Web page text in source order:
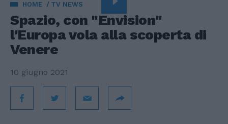
HOME TV NEWS
Spazio, con "Envision"
l'Europa vola alla scoperta di
Venere
10 giugno 2021